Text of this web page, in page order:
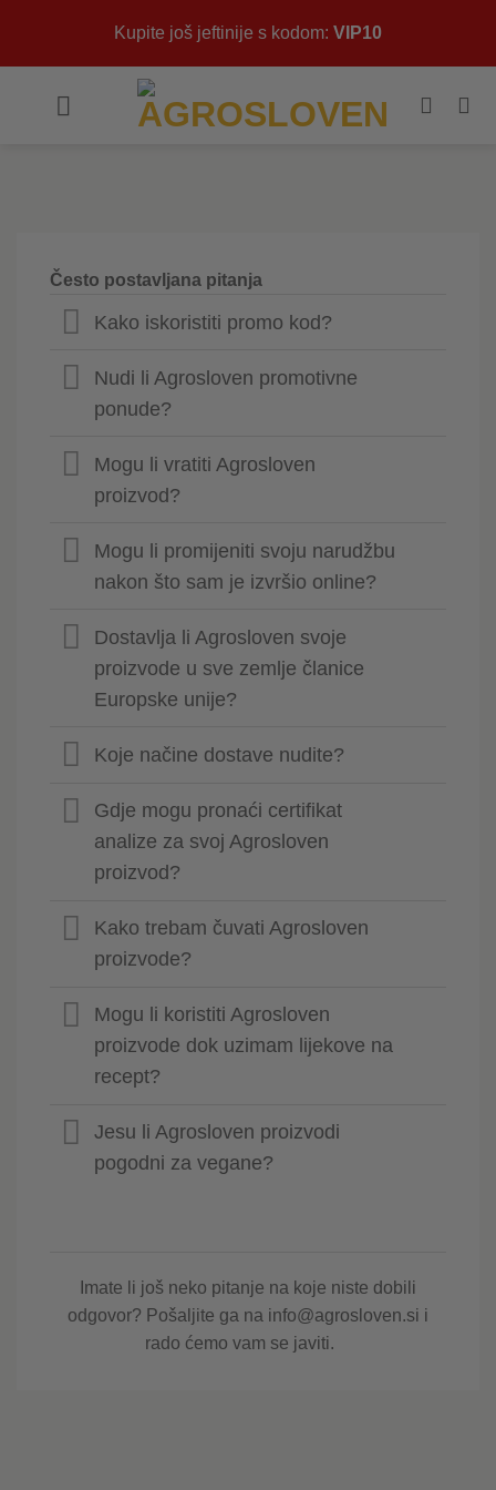
content
Kupite još jeftinije s kodom: VIP10
Često postavljana pitanja
Kako iskoristiti promo kod?
Nudi li Agrosloven promotivne
ponude?
Mogu li vratiti Agrosloven
proizvod?
Mogu li promijeniti svoju narudžbu
nakon što sam je izvršio online?
Dostavlja li Agrosloven svoje
proizvode u sve zemlje članice
Europske unije?
Koje načine dostave nudite?
Gdje mogu pronaći certifikat
analize za svoj Agrosloven
proizvod?
Kako trebam čuvati Agrosloven
proizvode?
Mogu li koristiti Agrosloven
proizvode dok uzimam lijekove na
recept?
Jesu li Agrosloven proizvodi
pogodni za vegane?
Imate li još neko pitanje na koje niste dobili
odgovor? Pošaljite ga na info@agrosloven.si i
rado ćemo vam se javiti.